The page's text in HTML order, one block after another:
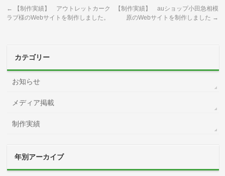
←
【制作実績】 アウトレットカーク
ラブ様のWebサイトを制作しました。
【制作実績】 auショップ小田急相模
原のWebサイトを制作しました →
カテゴリー
お知らせ
メディア掲載
制作実績
年別アーカイブ